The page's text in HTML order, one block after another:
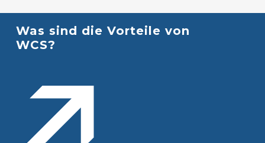
Was sind die Vorteile von
WCS?